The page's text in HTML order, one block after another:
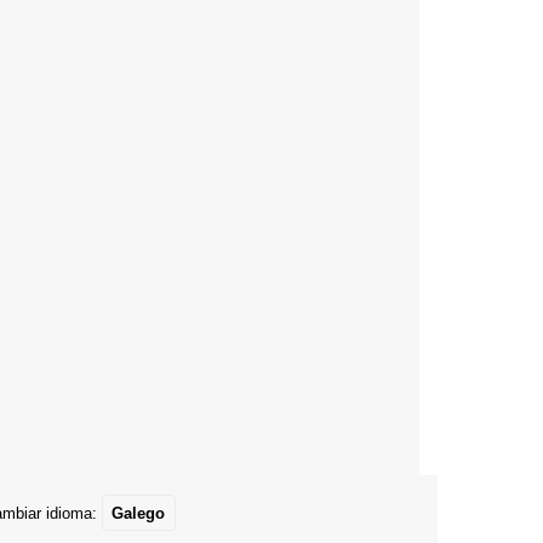
idioma: Galego